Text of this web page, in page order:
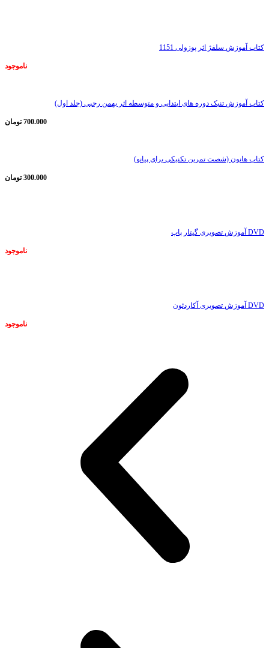
کتاب آموزش سلفژ اثر پوزولی 1151
ناموجود
کتاب آموزش تنبک دوره های ابتدایی و متوسطه اثر بهمن رجبی (جلد اول)
700.000 تومان
کتاب هانون (شصت تمرین تکنیکی برای پیانو)
300.000 تومان
DVD آموزش تصویری گیتار پاپ
ناموجود
DVD آموزش تصویری آکاردئون
ناموجود